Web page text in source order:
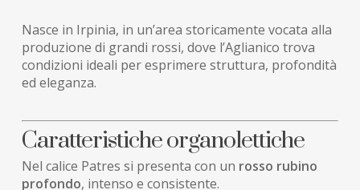
Nasce in Irpinia, in un’area storicamente vocata alla
produzione di grandi rossi, dove l’Aglianico trova
condizioni ideali per esprimere struttura, profondità
ed eleganza.
Caratteristiche organolettiche
Nel calice Patres si presenta con un rosso rubino
profondo, intenso e consistente.